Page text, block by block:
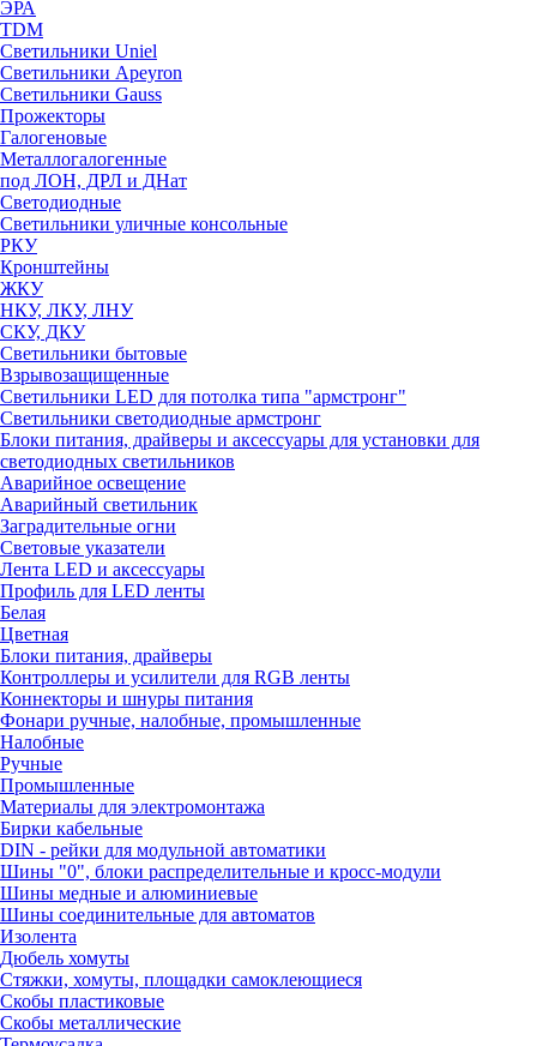
ЭРА
TDM
Светильники Uniel
Светильники Apeyron
Светильники Gauss
Прожекторы
Галогеновые
Металлогалогенные
под ЛОН, ДРЛ и ДНат
Светодиодные
Светильники уличные консольные
РКУ
Кронштейны
ЖКУ
НКУ, ЛКУ, ЛНУ
СКУ, ДКУ
Светильники бытовые
Взрывозащищенные
Светильники LED для потолка типа "армстронг"
Светильники светодиодные армстронг
Блоки питания, драйверы и аксессуары для установки для
светодиодных светильников
Аварийное освещение
Аварийный светильник
Заградительные огни
Световые указатели
Лента LED и аксессуары
Профиль для LED ленты
Белая
Цветная
Блоки питания, драйверы
Контроллеры и усилители для RGB ленты
Коннекторы и шнуры питания
Фонари ручные, налобные, промышленные
Налобные
Ручные
Промышленные
Материалы для электромонтажа
Бирки кабельные
DIN - рейки для модульной автоматики
Шины "0", блоки распределительные и кросс-модули
Шины медные и алюминиевые
Шины соединительные для автоматов
Изолента
Дюбель хомуты
Стяжки, хомуты, площадки самоклеющиеся
Скобы пластиковые
Скобы металлические